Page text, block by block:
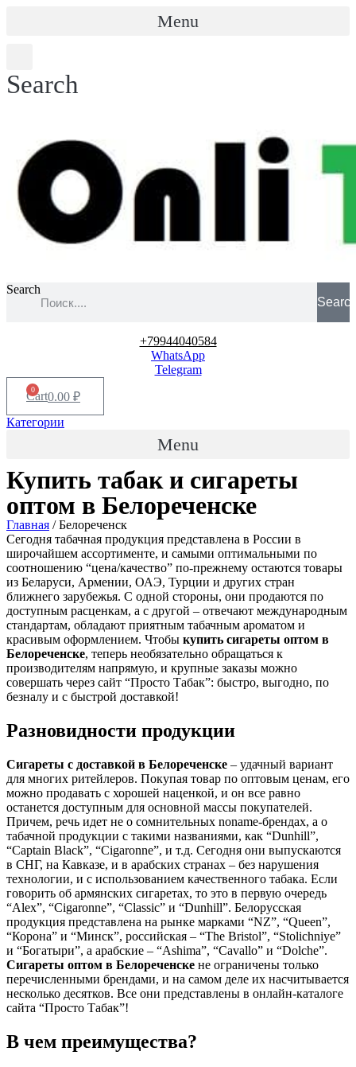
Menu
Search
Search
+79944040584
WhatsApp
Telegram
0.00 ₽
0
Cart
Категории
Menu
Купить табак и сигареты
оптом в Белореченске
Главная / Белореченск
Сегодня табачная продукция представлена в России в
широчайшем ассортименте, и самыми оптимальными по
соотношению “цена/качество” по-прежнему остаются товары
из Беларуси, Армении, ОАЭ, Турции и других стран
ближнего зарубежья. С одной стороны, они продаются по
доступным расценкам, а с другой – отвечают международным
стандартам, обладают приятным табачным ароматом и
красивым оформлением. Чтобы купить сигареты оптом в
Белореченске, теперь необязательно обращаться к
производителям напрямую, и крупные заказы можно
совершать через сайт “Просто Табак”: быстро, выгодно, по
безналу и с быстрой доставкой!
Разновидности продукции
Сигареты с доставкой в Белореченске – удачный вариант
для многих ритейлеров. Покупая товар по оптовым ценам, его
можно продавать с хорошей наценкой, и он все равно
останется доступным для основной массы покупателей.
Причем, речь идет не о сомнительных noname-брендах, а о
табачной продукции с такими названиями, как “Dunhill”,
“Captain Black”, “Cigaronne”, и т.д. Сегодня они выпускаются
в СНГ, на Кавказе, и в арабских странах – без нарушения
технологии, и с использованием качественного табака. Если
говорить об армянских сигаретах, то это в первую очередь
“Alex”, “Cigaronne”, “Classic” и “Dunhill”. Белорусская
продукция представлена на рынке марками “NZ”, “Queen”,
“Корона” и “Минск”, российская – “The Bristol”, “Stolichniye”
и “Богатыри”, а арабские – “Ashima”, “Cavallo” и “Dolche”.
Сигареты оптом в Белореченске не ограничены только
перечисленными брендами, и на самом деле их насчитывается
несколько десятков. Все они представлены в онлайн-каталоге
сайта “Просто Табак”!
В чем преимущества?